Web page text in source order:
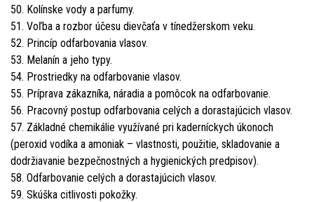
50. Kolínske vody a parfumy.
51. Voľba a rozbor účesu dievčaťa v tínedžerskom veku.
52. Princíp odfarbovania vlasov.
53. Melanín a jeho typy.
54. Prostriedky na odfarbovanie vlasov.
55. Príprava zákazníka, náradia a pomôcok na odfarbovanie.
56. Pracovný postup odfarbovania celých a dorastajúcich vlasov.
57. Základné chemikálie využívané pri kaderníckych úkonoch
(peroxid vodíka a amoniak – vlastnosti, použitie, skladovanie a
dodržiavanie bezpečnostných a hygienických predpisov).
58. Odfarbovanie celých a dorastajúcich vlasov.
59. Skúška citlivosti pokožky.